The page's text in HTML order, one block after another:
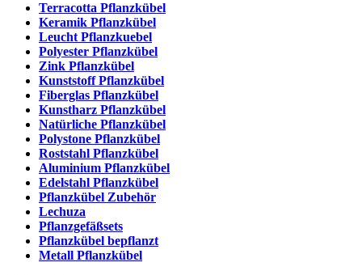
Terracotta Pflanzkübel
Keramik Pflanzkübel
Leucht Pflanzkuebel
Polyester Pflanzkübel
Zink Pflanzkübel
Kunststoff Pflanzkübel
Fiberglas Pflanzkübel
Kunstharz Pflanzkübel
Natürliche Pflanzkübel
Polystone Pflanzkübel
Roststahl Pflanzkübel
Aluminium Pflanzkübel
Edelstahl Pflanzkübel
Pflanzkübel Zubehör
Lechuza
Pflanzgefäßsets
Pflanzkübel bepflanzt
Metall Pflanzkübel